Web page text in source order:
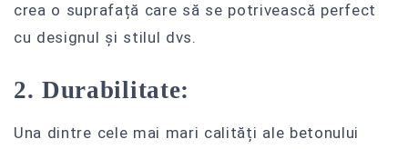
crea o suprafață care să se potrivească perfect
cu designul și stilul dvs.
2. Durabilitate:
Una dintre cele mai mari calități ale betonului